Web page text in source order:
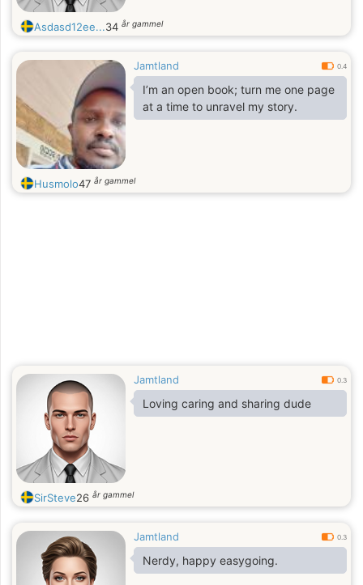
Asdasd12ee...34 år gammel
Jamtland 0.4
I’m an open book; turn me one page
at a time to unravel my story.
Husmolo47 år gammel
Jamtland 0.3
Loving caring and sharing dude
SirSteve26 år gammel
Jamtland 0.3
Nerdy, happy easygoing.